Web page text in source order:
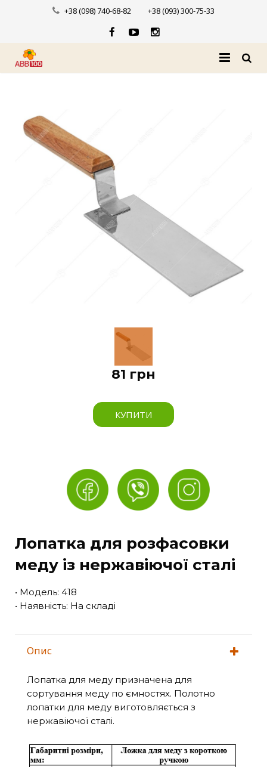
+38 (098) 740-68-82 +38 (093) 300-75-33
Про нас
Каталог
Доставка і оплата
81 грн
КУПИТИ
Лопатка для розфасовки
меду із нержавіючої сталі
• Модель: 418
• Наявність: На складі
Опис
Лопатка для меду призначена для
сортування меду по ємностях. Полотно
лопатки для меду виготовляється з
нержавіючої сталі.